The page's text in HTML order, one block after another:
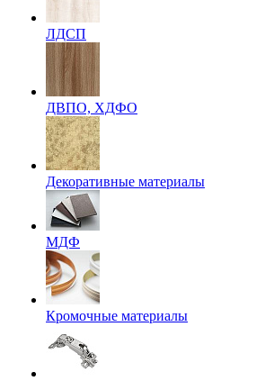
ЛДСП
ДВПО, ХДФО
Декоративные материалы
МДФ
Кромочные материалы